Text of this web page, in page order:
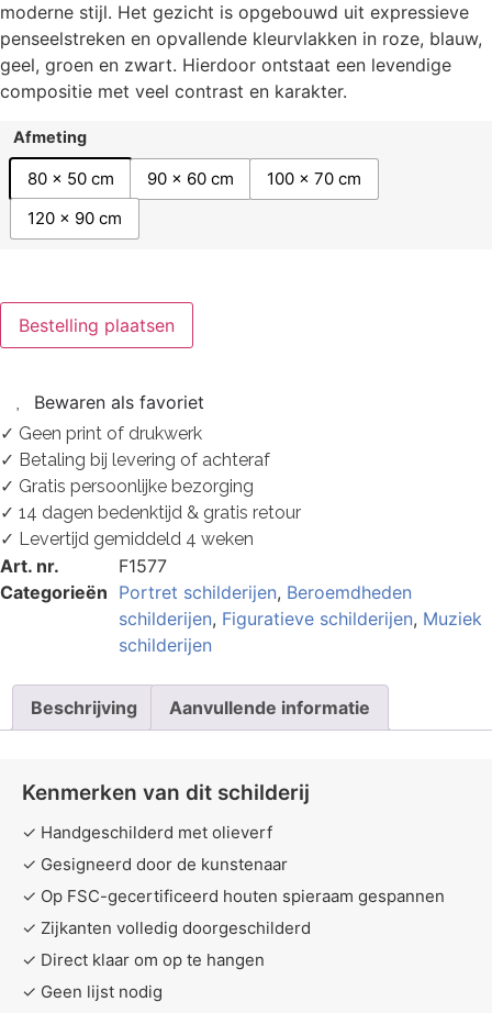
moderne stijl. Het gezicht is opgebouwd uit expressieve
penseelstreken en opvallende kleurvlakken in roze, blauw,
geel, groen en zwart. Hierdoor ontstaat een levendige
compositie met veel contrast en karakter.
Afmeting
80 x 50 cm 90 x 60 cm
100 x 70 cm
120 x 90 cm
Bestelling plaatsen
Bewaren als favoriet
✓ Geen print of drukwerk
✓ Betaling bij levering of achteraf
✓ Gratis persoonlijke bezorging
✓ 14 dagen bedenktijd & gratis retour
✓ Levertijd gemiddeld 4 weken
Art. nr.
F1577
Categorieën Portret schilderijen, Beroemdheden
schilderijen, Figuratieve schilderijen, Muziek
schilderijen
Beschrijving Aanvullende informatie
Kenmerken van dit schilderij
✓ Handgeschilderd met olieverf
✓ Gesigneerd door de kunstenaar
✓ Op FSC-gecertificeerd houten spieraam gespannen
✓ Zijkanten volledig doorgeschilderd
✓ Direct klaar om op te hangen
✓ Geen lijst nodig